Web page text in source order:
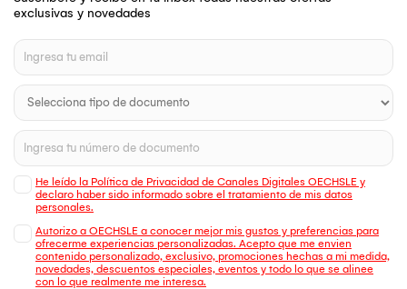
exclusivas y novedades
He leído la Política de Privacidad de Canales Digitales OECHSLE y
declaro haber sido informado sobre el tratamiento de mis datos
personales.
Autorizo a OECHSLE a conocer mejor mis gustos y preferencias para
ofrecerme experiencias personalizadas. Acepto que me envien
contenido personalizado, exclusivo, promociones hechas a mi medida,
novedades, descuentos especiales, eventos y todo lo que se alinee
con lo que realmente me interesa.